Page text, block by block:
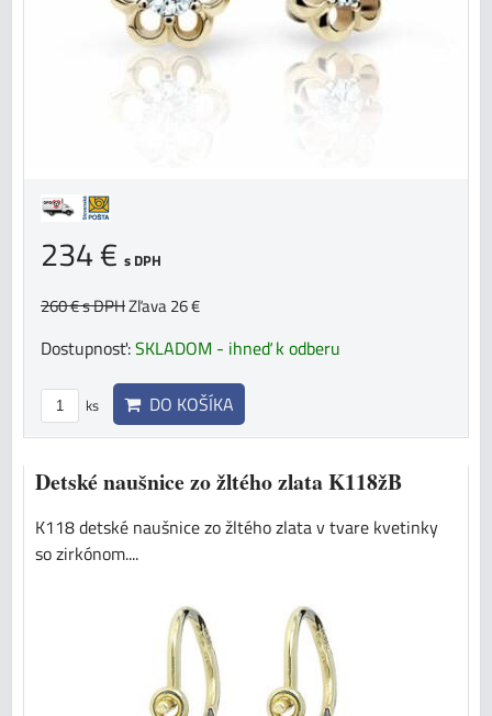
234 € s DPH
260 €s DPHZľava 26 €
Dostupnosť:SKLADOM - ihneď k odberu
ks DO KOŠÍKA
Detské naušnice zo žltého zlata K118žB
K118 detské naušnice zo žltého zlata v tvare kvetinky
so zirkónom....